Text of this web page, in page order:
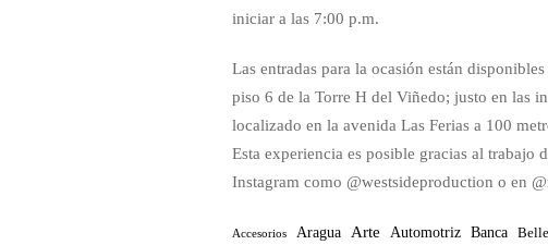
iniciar a las 7:00 p.m.
Las entradas para la ocasión están
piso 6 de la Torre H del Viñedo; justo en las
localizado en la avenida Las Ferias a 100
Esta experiencia es posible gracias al trabajo
Instagram como @westsideproduction o en
Accesorios Aragua Arte Automotriz Banca